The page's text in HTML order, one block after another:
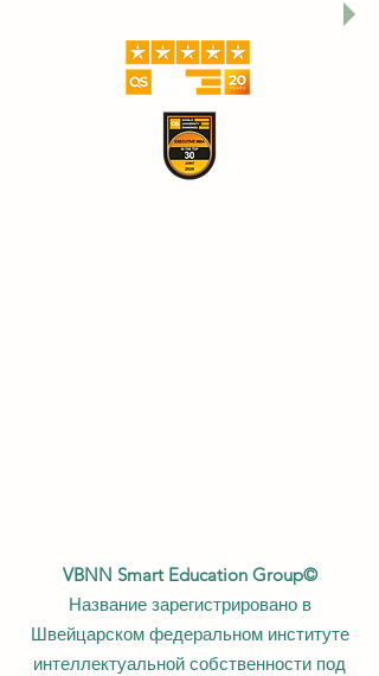
VBNN Smart Education Group©
Название зарегистрировано в
Швейцарском федеральном институте
интеллектуальной собственности под